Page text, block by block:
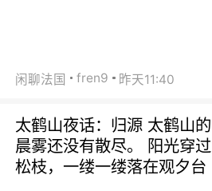
闲聊法国 fren9 昨天11:40
太鹤山夜话：归源 太鹤山的
晨雾还没有散尽。 阳光穿过
松枝，一缕一缕落在观夕台